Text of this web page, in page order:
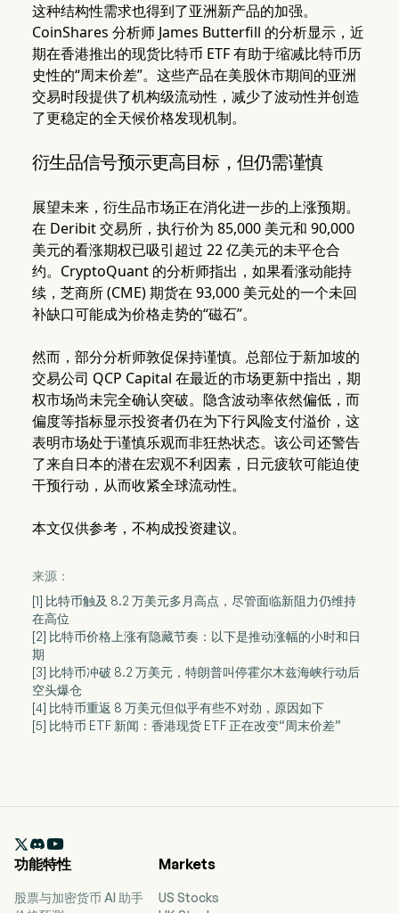
这种结构性需求也得到了亚洲新产品的加强。
CoinShares 分析师 James Butterfill 的分析显示，近
期在香港推出的现货比特币 ETF 有助于缩减比特币历
史性的“周末价差”。这些产品在美股休市期间的亚洲
交易时段提供了机构级流动性，减少了波动性并创造
了更稳定的全天候价格发现机制。
衍生品信号预示更高目标，但仍需谨慎
展望未来，衍生品市场正在消化进一步的上涨预期。
在 Deribit 交易所，执行价为 85,000 美元和 90,000
美元的看涨期权已吸引超过 22 亿美元的未平仓合
约。CryptoQuant 的分析师指出，如果看涨动能持
续，芝商所 (CME) 期货在 93,000 美元处的一个未回
补缺口可能成为价格走势的“磁石”。
然而，部分分析师敦促保持谨慎。总部位于新加坡的
交易公司 QCP Capital 在最近的市场更新中指出，期
权市场尚未完全确认突破。隐含波动率依然偏低，而
偏度等指标显示投资者仍在为下行风险支付溢价，这
表明市场处于谨慎乐观而非狂热状态。该公司还警告
了来自日本的潜在宏观不利因素，日元疲软可能迫使
干预行动，从而收紧全球流动性。
本文仅供参考，不构成投资建议。
来源：
[1] 比特币触及 8.2 万美元多月高点，尽管面临新阻力仍维持
在高位
[2] 比特币价格上涨有隐藏节奏：以下是推动涨幅的小时和日
期
[3] 比特币冲破 8.2 万美元，特朗普叫停霍尔木兹海峡行动后
空头爆仓
[4] 比特币重返 8 万美元但似乎有些不对劲，原因如下
[5] 比特币 ETF 新闻：香港现货 ETF 正在改变“周末价差”

功能特性
股票与加密货币 AI 助手
Markets
US Stocks